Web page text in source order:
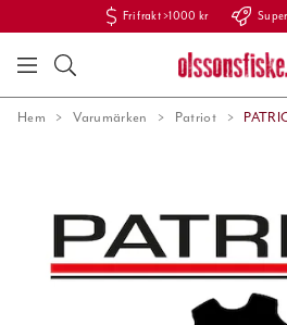
Fri frakt >1000 kr
Hem Varumärken Patriot